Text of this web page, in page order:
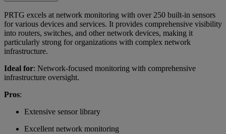
PRTG excels at network monitoring with over 250 built-in sensors
for various devices and services. It provides comprehensive visibility
into routers, switches, and other network devices, making it
particularly strong for organizations with complex network
infrastructure.
Ideal for: Network-focused monitoring with comprehensive
infrastructure oversight.
Pros:
Extensive sensor library
Excellent network monitoring